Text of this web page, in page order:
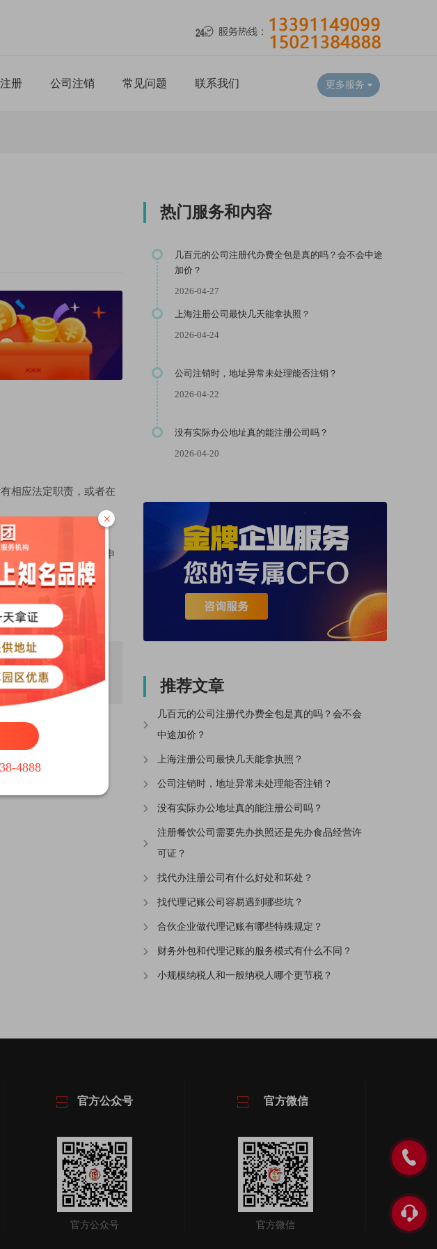
册 公司注销 常见问题 联系我们 更多服务
相应法定职责，或者在
议机关审理行政复议申
热门服务和内容
几百元的公司注册代办费全包是真的吗？会不会中途
加价？
2026-04-27
上海注册公司最快几天能拿执照？
2026-04-24
公司注销时，地址异常未处理能否注销？
2026-04-22
没有实际办公地址真的能注册公司吗？
2026-04-20
推荐文章
几百元的公司注册代办费全包是真的吗？会不会
中途加价？
上海注册公司最快几天能拿执照？
公司注销时，地址异常未处理能否注销？
没有实际办公地址真的能注册公司吗？
注册餐饮公司需要先办执照还是先办食品经营许
可证？
找代办注册公司有什么好处和坏处？
找代理记账公司容易遇到哪些坑？
合伙企业做代理记账有哪些特殊规定？
财务外包和代理记账的服务模式有什么不同？
小规模纳税人和一般纳税人哪个更节税？
官方公众号
官方公众号
官方微信
官方微信
×
4888